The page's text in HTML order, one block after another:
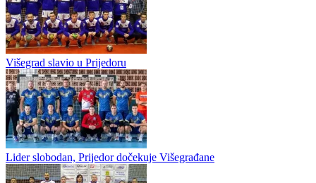
Slavija zadržala maksimalan učinak
Slavija i Kotor Varoš otvaraju sedmo kolo